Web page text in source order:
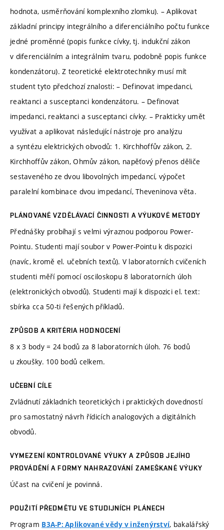
hodnota, usměrňování komplexního zlomku). – Aplikovat
základní principy integrálního a diferenciálního počtu funkce
jedné proměnné (popis funkce cívky, tj. indukční zákon
v diferenciálním a integrálním tvaru, podobně popis funkce
kondenzátoru). Z teoretické elektrotechniky musí mít
student tyto předchozí znalosti: – Definovat impedanci,
reaktanci a susceptanci kondenzátoru. – Definovat
impedanci, reaktanci a susceptanci cívky. – Prakticky umět
využívat a aplikovat následující nástroje pro analýzu
a syntézu elektrických obvodů: 1. Kirchhoffův zákon, 2.
Kirchhoffův zákon, Ohmův zákon, napěťový přenos děliče
sestaveného ze dvou libovolných impedancí, výpočet
paralelní kombinace dvou impedancí, Theveninova věta.
PLÁNOVANÉ VZDĚLÁVACÍ ČINNOSTI A VÝUKOVÉ METODY
Přednášky probíhají s velmi výraznou podporou Power-
Pointu. Studenti mají soubor v Power-Pointu k dispozici
(navíc, kromě el. učebních textů). V laboratorních cvičeních
studenti měří pomocí osciloskopu 8 laboratorních úloh
(elektronických obvodů). Studenti mají k dispozici el. text:
sbírka cca 50-ti řešených příkladů.
ZPŮSOB A KRITÉRIA HODNOCENÍ
8 x 3 body = 24 bodů za 8 laboratorních úloh. 76 bodů
u zkoušky. 100 bodů celkem.
UČEBNÍ CÍLE
Zvládnutí základních teoretických i praktických dovedností
pro samostatný návrh řídicích analogových a digitálních
obvodů.
VYMEZENÍ KONTROLOVANÉ VÝUKY A ZPŮSOB JEJÍHO
PROVÁDĚNÍ A FORMY NAHRAZOVÁNÍ ZAMEŠKANÉ VÝUKY
Účast na cvičení je povinná.
POUŽITÍ PŘEDMĚTU VE STUDIJNÍCH PLÁNECH
Program B3A-P: Aplikované vědy v inženýrství, bakalářský